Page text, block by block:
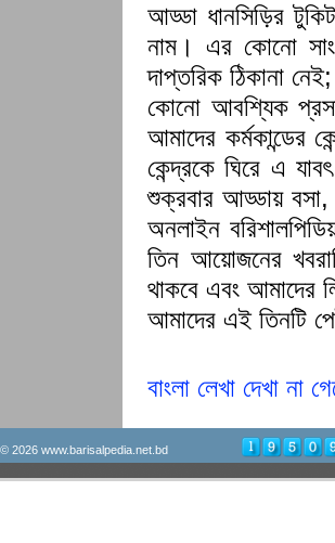
আড্ডা ধানসিড়ির
নাম। এর কোনো
দাপ্তরিক ঠিকানা
কোনো আবশ্যিক
আমাদের কর্মকান্ডের
কেন্দ্রকে ঘিরে এ
শুক্রবার আড্ডায় বসা,
অনলাইন
তিন আয়োজনের
থাকবে এবং আমাদের
আমাদের এই তিনটি
বাংলা লেখা দেখা না
2026www.barisalpedia.net.bd